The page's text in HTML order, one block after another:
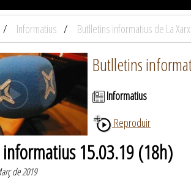
Informatius Butlletins informatius de La
Butlletins
Informatius
Reproduir
15.03.19 (18h)
de 2019